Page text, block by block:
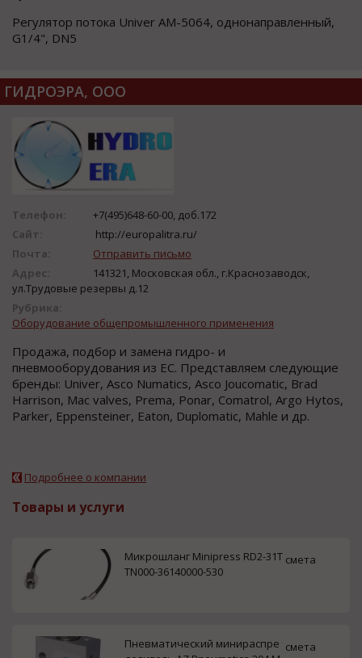
Регулятор потока Univer AM-5064, однонаправленный,
G1/4", DN5
ГИДРОЭРА, ООО
Телефон:
+7(495)648-60-00, доб.172
Сайт:
http://europalitra.ru/
Почта:
Отправить письмо
Адрес:
141321, Московская обл., г.Краснозаводск,
ул.Трудовые резервы д.12
Рубрика:
Оборудование общепромышленного применения
Продажа, подбор и замена гидро- и
пневмооборудования из ЕС. Представляем следующие
бренды: Univer, Asco Numatics, Asco Joucomatic, Brad
Harrison, Mac valves, Prema, Ponar, Comatrol, Argo Hytos,
Parker, Eppensteiner, Eaton, Duplomatic, Mahle и др.
Подробнее о компании
Товары и услуги
Микрошланг Minipress RD2-31T
TN000-36140000-530
смета
Пневматический минираспре смета